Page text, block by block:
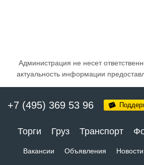
Администрация не несет
актуальность информации
+7 (495) 369 53 96
Торги Груз Транспорт
Вакансии Объявления Новости